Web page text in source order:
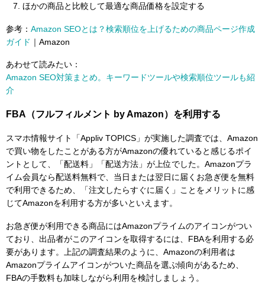
ほかの商品と比較して最適な商品価格を設定する
参考： Amazon SEOとは？検索順位を上げるための商品ページ作成
ガイド ｜Amazon
あわせて読みたい：
Amazon SEO対策まとめ。キーワードツールや検索順位ツールも紹
介
FBA（フルフィルメント by Amazon）を利用する
スマホ情報サイト「Appliv TOPICS」が実施した調査では、Amazon
で買い物をしたことがある方がAmazonの優れていると感じるポイ
ントとして、「配送料」「配送方法」が上位でした。Amazonプラ
イム会員なら配送料無料で、当日または翌日に届くお急ぎ便を無料
で利用できるため、「注文したらすぐに届く」ことをメリットに感
じてAmazonを利用する方が多いといえます。
お急ぎ便が利用できる商品にはAmazonプライムのアイコンがつい
ており、出品者がこのアイコンを取得するには、FBAを利用する必
要があります。上記の調査結果のように、Amazonの利用者は
Amazonプライムアイコンがついた商品を選ぶ傾向があるため、
FBAの手数料も加味しながら利用を検討しましょう。